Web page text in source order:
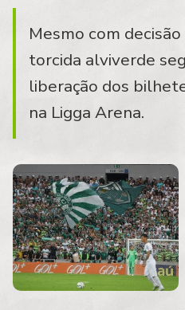
Mesmo com
torcida alviverde
liberação dos
na Ligga Arena.